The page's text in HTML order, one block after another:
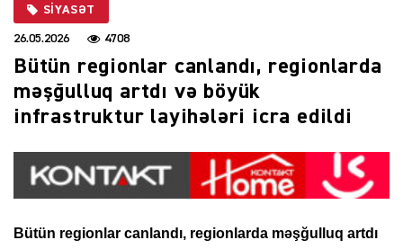
SIYASƏT
26.05.2026 4708
Bütün regionlar canlandı, regionlarda
məşğulluq artdı və böyük
infrastruktur layihələri icra edildi
Bütün regionlar canlandı, regionlarda məşğulluq artdı